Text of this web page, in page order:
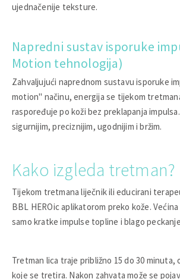
ujednačenije teksture.
Napredni sustav isporuke
Motion tehnologija)
Zahvaljujući naprednom sustavu isporuke
motion" načinu, energija se tijekom
raspoređuje po koži bez preklapanja
sigurnijim, preciznijim, ugodnijim i bržim.
Kako izgleda tretman?
Tijekom tretmana liječnik ili educirani
BBL HEROic aplikatorom preko kože.
samo kratke impulse topline i blago
Tretman lica traje približno 15 do 30 minuta,
koje se tretira. Nakon zahvata može se